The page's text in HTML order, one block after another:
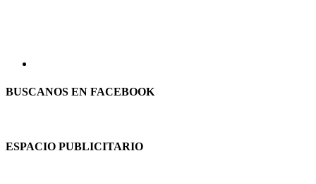
BUSCANOS EN FACEBOOK
ESPACIO PUBLICITARIO